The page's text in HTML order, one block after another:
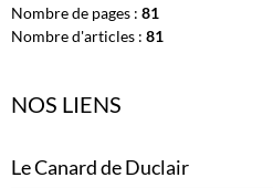
Nombre de pages : 81
Nombre d'articles : 81
NOS LIENS
Le Canard de Duclair